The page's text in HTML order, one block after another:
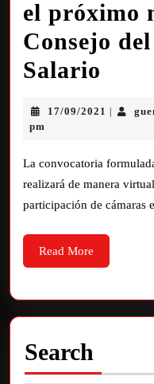
el próximo
Consejo
Salario
17/09/2021
pm
La convocatoria
realizará de manera
participación de cámaras
Read More
Search